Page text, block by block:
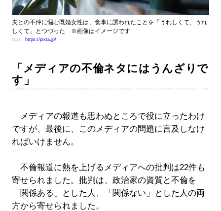
夫との不仲に悩む既婚女性は、食事に誘われたことを「うれしくて、うれ
しくて」とつづった ※画像はイメージです
出典： https://pixta.jp/
「メディアの不倫ネタにはうんざりで
す」
メディアの報道も思わぬところで役に立ったわけ
ですが、最後に、このメディアの問題に言及しなけ
ればいけません。
不倫報道に熱を上げるメディアへの批判は22件も
寄せられました。批判は、政治家の資質と不倫を
「関係ある」とした人、「関係ない」とした人の両
方から寄せられました。